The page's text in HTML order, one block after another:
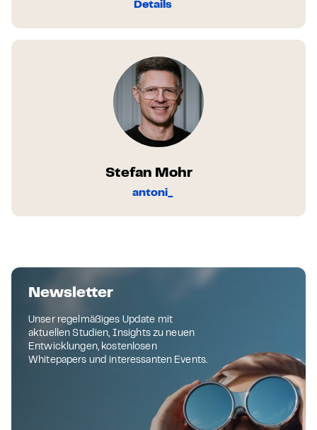
Details
Stefan Mohr
antoni_
Newsletter
Unser regelmäßiges Update mit
aktuellen Studien, Insights zu neuen
Entwicklungen, kostenlosen
Whitepapers und interessanten Events.